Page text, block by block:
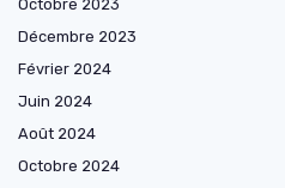
Octobre 2023
Décembre 2023
Février 2024
Juin 2024
Août 2024
Octobre 2024